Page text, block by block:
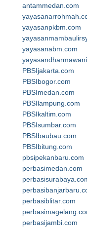
antammedan.com
yayasanpkbm.com
yayasanabm.com
PBSIjakarta.com
PBSIbogor.com
PBSImedan.com
PBSIlampung.com
PBSIkaltim.com
PBSIsumbar.com
PBSIbaubau.com
PBSIbitung.com
pbsipekanbaru.com
perbasimedan.com
perbasiblitar.com
perbasijambi.com